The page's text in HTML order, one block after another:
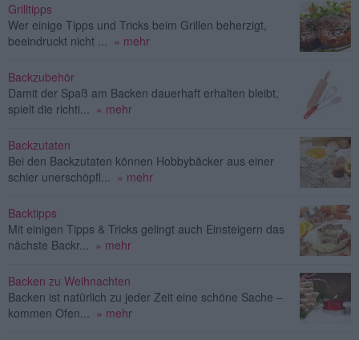
Grilltipps
Wer einige Tipps und Tricks beim Grillen beherzigt,
beeindruckt nicht ... » mehr
Backzubehör
Damit der Spaß am Backen dauerhaft erhalten bleibt,
spielt die richti... » mehr
Backzutaten
Bei den Backzutaten können Hobbybäcker aus einer
schier unerschöpfl... » mehr
Backtipps
Mit einigen Tipps & Tricks gelingt auch Einsteigern das
nächste Backr... » mehr
Backen zu Weihnachten
Backen ist natürlich zu jeder Zeit eine schöne Sache –
kommen Ofen... » mehr